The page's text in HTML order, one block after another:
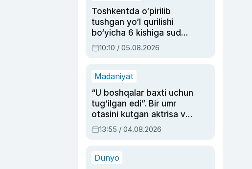
Toshkentda o‘pirilib
tushgan yo‘l qurilishi
bo‘yicha 6 kishiga sud
hukmi o‘qildi
10:10 / 05.08.2026
Madaniyat
“U boshqalar baxti uchun
tug‘ilgan edi”. Bir umr
otasini kutgan aktrisa va
dublyaj ustasi Rimma
Ahmedovaning
13:55 / 04.08.2026
Dunyo